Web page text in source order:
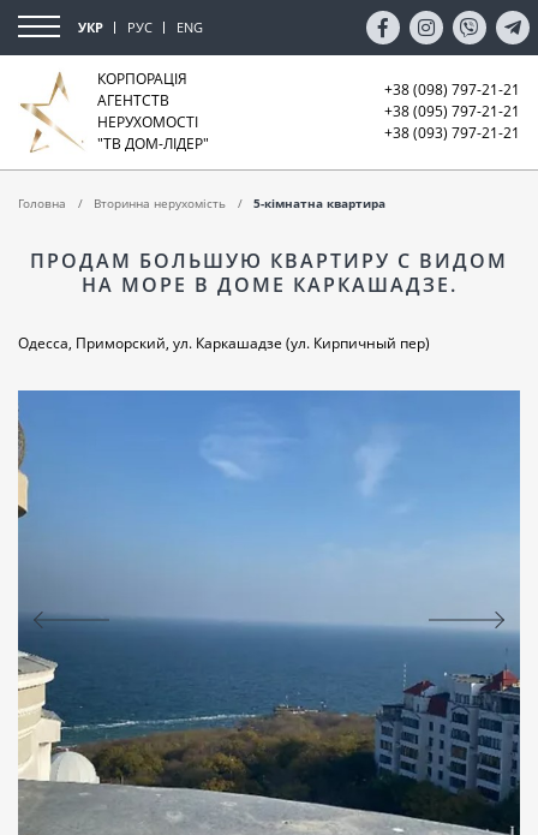
УКР РУС ENG
КОРПОРАЦІЯ
АГЕНТСТВ
НЕРУХОМОСТІ
"ТВ ДОМ-ЛІДЕР"
+38 (098) 797-21-21
+38 (095) 797-21-21
+38 (093) 797-21-21
Головна Вторинна нерухомість 5-кімнатна квартира
ПРОДАМ БОЛЬШУЮ КВАРТИРУ С ВИДОМ
НА МОРЕ В ДОМЕ КАРКАШАДЗЕ.
Одесса, Приморский, ул. Каркашадзе (ул. Кирпичный пер)